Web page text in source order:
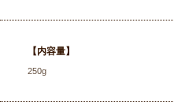
【内容量】
250g